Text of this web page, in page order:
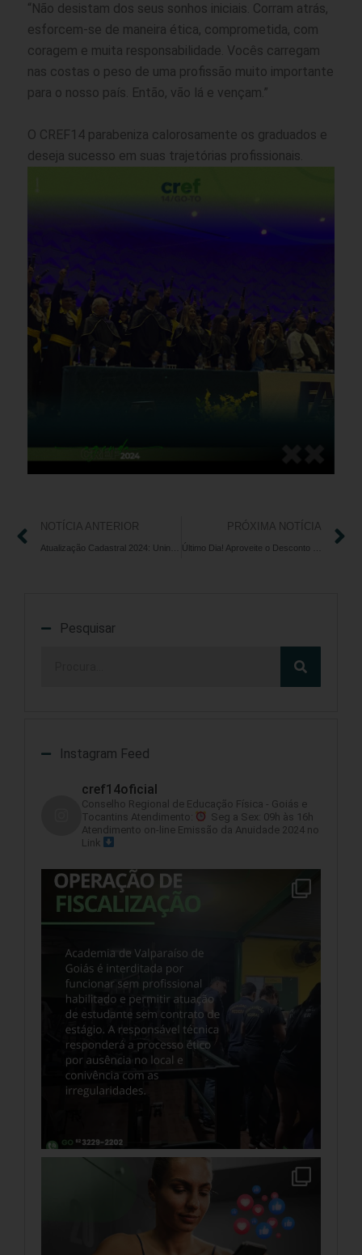
“Não desistam dos seus sonhos iniciais. Corram atrás,
esforcem-se de maneira ética, comprometida, com
coragem e muita responsabilidade. Vocês carregam
nas costas o peso de uma profissão muito importante
para o nosso país. Então, vão lá e vençam.”
O CREF14 parabeniza calorosamente os graduados e
deseja sucesso em suas trajetórias profissionais.
NOTÍCIA ANTERIOR PRÓXIMA NOTÍCIA
Pesquisar
Instagram Feed
cref14oficial
Conselho Regional de Educação Física - Goiás e
Tocantins Atendimento:
Seg a Sex: 09h às 16h
Atendimento on-line Emissão da Anuidade 2024 no
Link